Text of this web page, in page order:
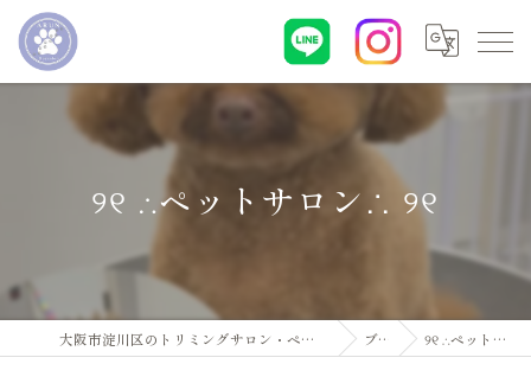
୨୧ ∴ペットサロン∴ ୨୧
大阪市淀川区のトリミングサロン・ペットサロンならDogsalon ARUN ブログ ୨୧ ∴ペットサロン∴ ୨୧